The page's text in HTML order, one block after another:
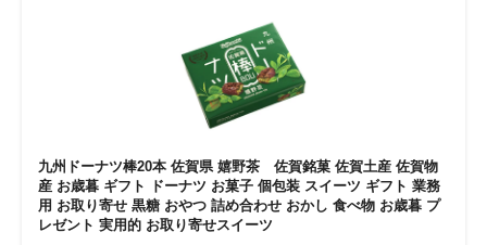
九州ドーナツ棒20本 佐賀県 嬉野茶 佐賀銘菓 佐賀土産 佐賀物
産 お歳暮 ギフト ドーナツ お菓子 個包装 スイーツ ギフト 業務
用 お取り寄せ 黒糖 おやつ 詰め合わせ おかし 食べ物 お歳暮 プ
レゼント 実用的 お取り寄せスイーツ